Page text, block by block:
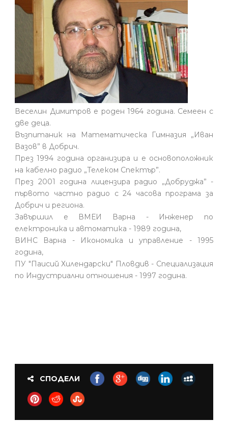
Веселин Димитров е роден 1964 година. Семеен с
две деца.
Възпитаник на Математическа Гимназия „Иван
Вазов” в Добрич.
През 1994 година организира и е основоположник
на кабелно радио „Телеком Спектър”.
През 2001 година лицензира радио „Добруджа” -
първото частно радио с 24 часова програма за
Добрич и региона.
Завършил е ВМЕИ Варна - Инженер по
електроника и автоматика - 1989 година,
ВИНС Варна - Икономика и управление - 1995
година,
ПУ "Паисий Хилендарски" Пловдив - Специализация
по Индустриални отношения - 1997 година.
СПОДЕЛИ